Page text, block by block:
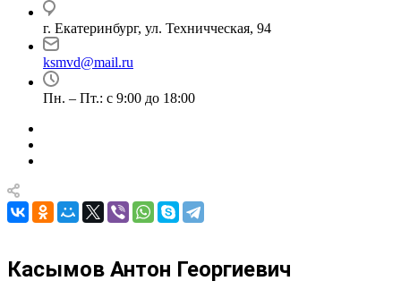
г. Екатеринбург, ул. Техничческая, 94
ksmvd@mail.ru
Пн. – Пт.: с 9:00 до 18:00
Касымов Антон Георгиевич